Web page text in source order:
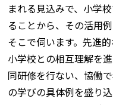
まれる見込みで、小学
ることから、その活用
そこで伺います。先進
小学校との相互理解を
同研修を行ない、協働
の学びの具体例を盛り